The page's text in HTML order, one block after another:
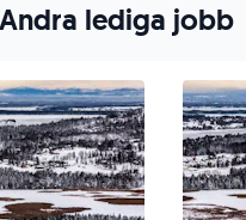
Andra lediga jobb